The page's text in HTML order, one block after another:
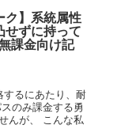
ク】系統属性
せずに持って
課金向け記
するにあたり、耐
のみ課金する勇
んが、 こんな私